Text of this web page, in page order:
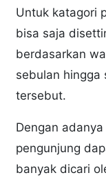
Untuk katagori
bisa saja
berdasarkan
sebulan hingga
tersebut.
Dengan
pengunjung
banyak dicari